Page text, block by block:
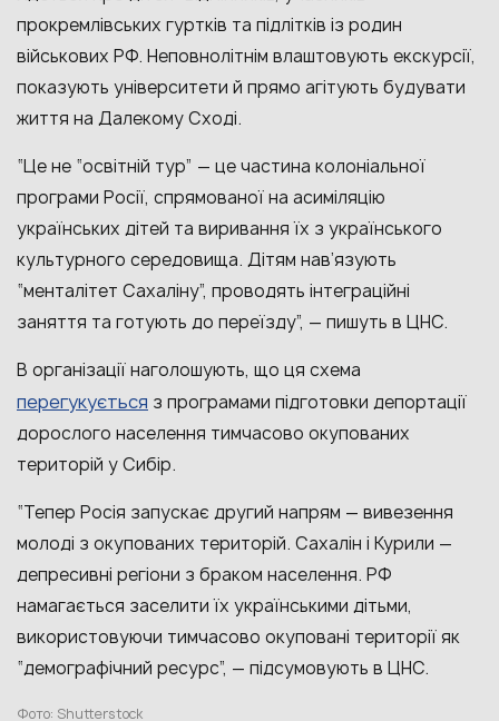
прокремлівських гуртків та підлітків із родин
військових РФ. Неповнолітнім влаштовують екскурсії,
показують університети й прямо агітують будувати
життя на Далекому Сході.
“Це не “освітній тур” — це частина колоніальної
програми Росії, спрямованої на асиміляцію
українських дітей та виривання їх з українського
культурного середовища. Дітям нав’язують
“менталітет Сахаліну”, проводять інтеграційні
заняття та готують до переїзду”, — пишуть в ЦНС.
В організації наголошують, що ця схема
перегукується з програмами підготовки депортації
дорослого населення тимчасово окупованих
територій у Сибір.
“Тепер Росія запускає другий напрям — вивезення
молоді з окупованих територій. Сахалін і Курили —
депресивні регіони з браком населення. РФ
намагається заселити їх українськими дітьми,
використовуючи тимчасово окуповані території як
“демографічний ресурс”, — підсумовують в ЦНС.
Фото: Shutterstock